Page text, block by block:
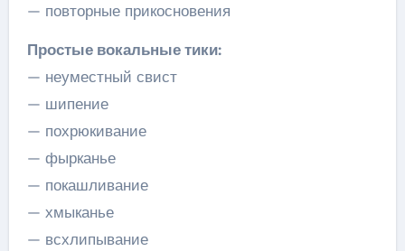
— повторные прикосновения
Простые вокальные тики:
— неуместный свист
— шипение
— похрюкивание
— фырканье
— покашливание
— хмыканье
— всхлипывание